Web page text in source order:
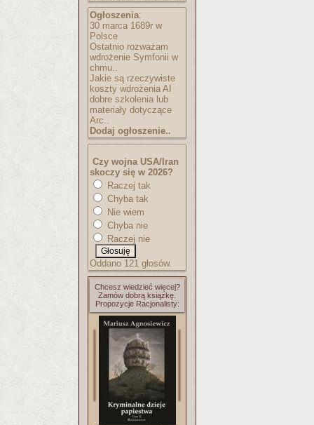
Ogłoszenia:
30 marca 1689r w
Polsce
Ostatnio rozważam
wdrożenie Symfonii w
chmu..
Jakie są rzeczywiste
koszty wdrożenia AI
dobre szkolenia lub
materiały dotyczące
Arc..
Dodaj ogłoszenie..
Czy wojna USA/Iran
skoczy się w 2026?
Raczej tak
Chyba tak
Nie wiem
Chyba nie
Raczej nie
Oddano 121 głosów.
Chcesz wiedzieć więcej?
Zamów dobrą książkę.
Propozycje Racjonalisty: